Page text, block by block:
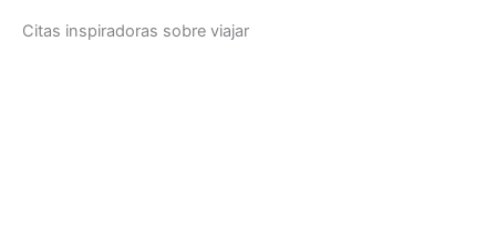
Citas inspiradoras sobre viajar